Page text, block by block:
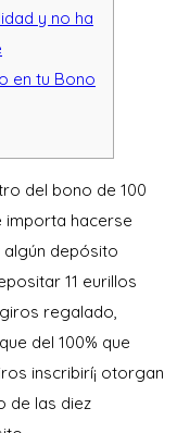
y no ha
en tu Bono
del bono de 100
importa hacerse
depósito
11 eurillos
regalado,
del 100% que
inscribirí¡ otorgan
de las diez